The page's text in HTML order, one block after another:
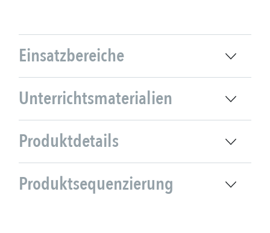
Einsatzbereiche
Unterrichtsmaterialien
Produktdetails
Produktsequenzierung